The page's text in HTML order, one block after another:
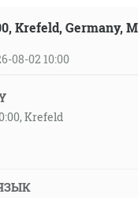
Krefeld, Germany,
08-02 10:00
Krefeld